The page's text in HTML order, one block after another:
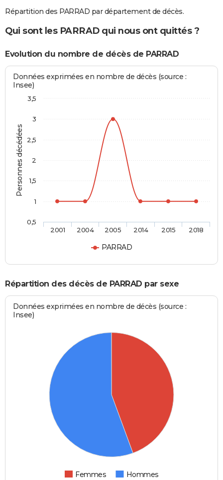
Répartition des PARRAD par département de décès.
Qui sont les PARRAD qui nous ont quittés ?
Evolution du nombre de décès de PARRAD
Personnes décédées
Données exprimées en nombre de décès (source :
Insee)
PARRAD
2001 2004 2005 2014 2015 2018
0,5
1
1,5
2
2,5
3
3,5
Répartition des décès de PARRAD par sexe
Données exprimées en nombre de décès (source :
Insee)
Femmes Hommes